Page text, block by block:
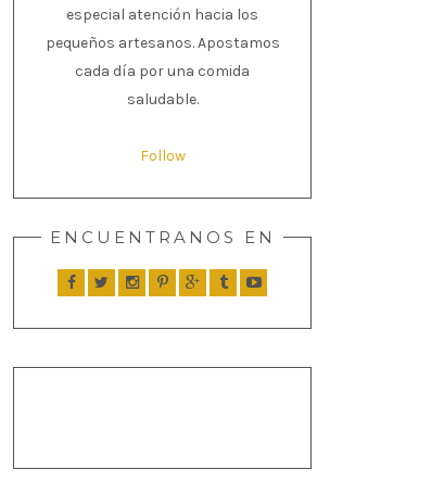
especial atención hacia los
pequeños artesanos. Apostamos
cada día por una comida
saludable.
Follow
ENCUENTRANOS EN